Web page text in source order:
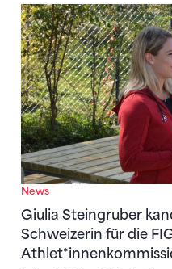
News
Giulia Steingruber
Schweizerin für die
Giulia Steingruber